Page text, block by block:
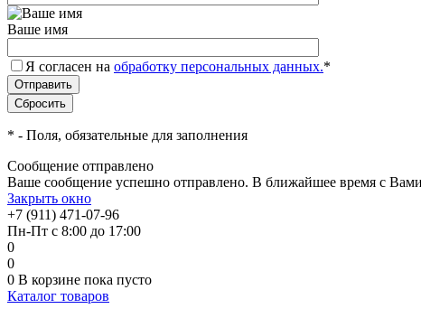
Ваше имя
Я согласен на обработку персональных данных.*
* - Поля, обязательные для заполнения
Сообщение отправлено
Ваше сообщение успешно отправлено. В ближайшее время с
Закрыть окно
+7 (911) 471-07-96
Пн-Пт с 8:00 до 17:00
0
0
0 В корзине пока пусто
Каталог товаров